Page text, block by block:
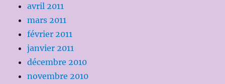
avril 2011
mars 2011
février 2011
janvier 2011
décembre 2010
novembre 2010